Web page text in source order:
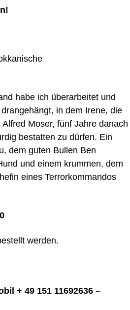
habe ich überarbeitet und
in dem Irene, die
Moser, fünf Jahre danach
bestatten zu dürfen. Ein
dem guten Bullen Ben
und einem krummen, dem
eines Terrorkommandos
werden.
+ 49 151 11692636 –